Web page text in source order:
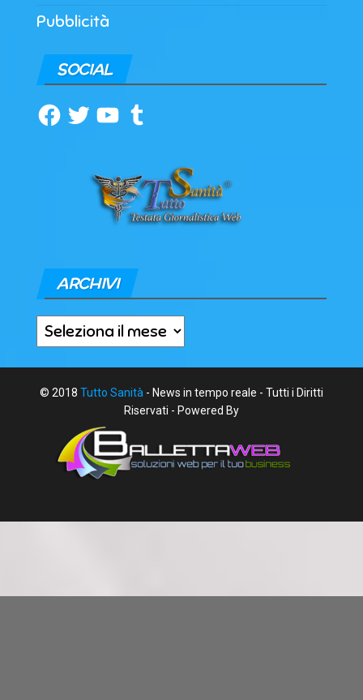
Pubblicità
SOCIAL
Facebook
TwitterYouTubeTumblr
ARCHIVI
Archivi
© 2018 Tutto Sanità - News in tempo reale - Tutti i Diritti
Riservati - Powered By